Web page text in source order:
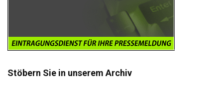
Stöbern Sie in unserem Archiv